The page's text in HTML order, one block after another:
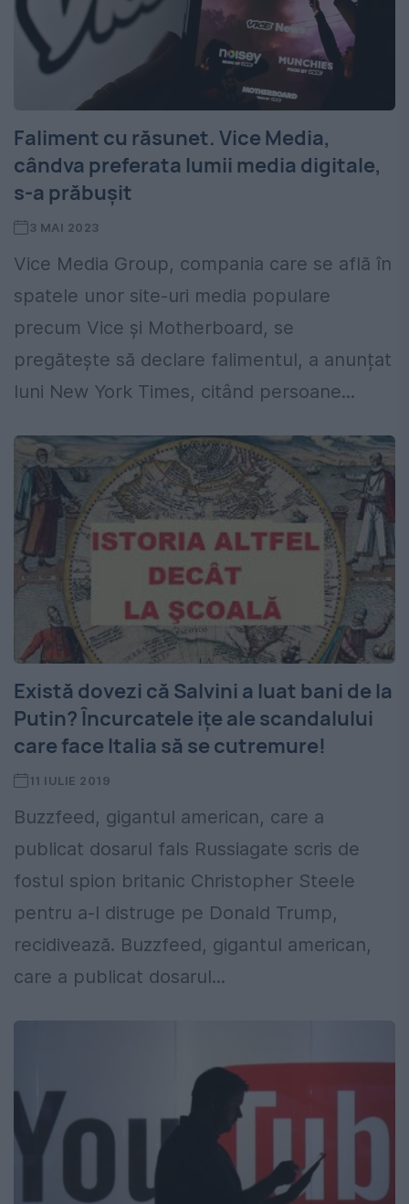
Faliment cu răsunet. Vice Media,
cândva preferata lumii media digitale,
s-a prăbușit
3 MAI 2023
Vice Media Group, compania care se află în
spatele unor site-uri media populare
precum Vice și Motherboard, se
pregătește să declare falimentul, a anunțat
luni New York Times, citând persoane...
Există dovezi că Salvini a luat bani de la
Putin? Încurcatele ițe ale scandalului
care face Italia să se cutremure!
11 IULIE 2019
Buzzfeed, gigantul american, care a
publicat dosarul fals Russiagate scris de
fostul spion britanic Christopher Steele
pentru a-l distruge pe Donald Trump,
recidivează. Buzzfeed, gigantul american,
care a publicat dosarul...